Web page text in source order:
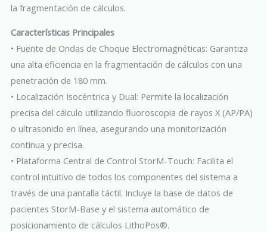
la fragmentación de cálculos.
Características Principales
• Fuente de Ondas de Choque Electromagnéticas: Garantiza
una alta eficiencia en la fragmentación de cálculos con una
penetración de 180 mm.
• Localización Isocéntrica y Dual: Permite la localización
precisa del cálculo utilizando fluoroscopia de rayos X (AP/PA)
o ultrasonido en línea, asegurando una monitorización
continua y precisa.
• Plataforma Central de Control StorM-Touch: Facilita el
control intuitivo de todos los componentes del sistema a
través de una pantalla táctil. Incluye la base de datos de
pacientes StorM-Base y el sistema automático de
posicionamiento de cálculos LithoPos®.